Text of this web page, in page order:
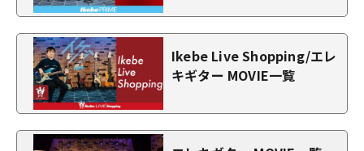
Ikebe Live Shopping/エレ
キギター MOVIE一覧